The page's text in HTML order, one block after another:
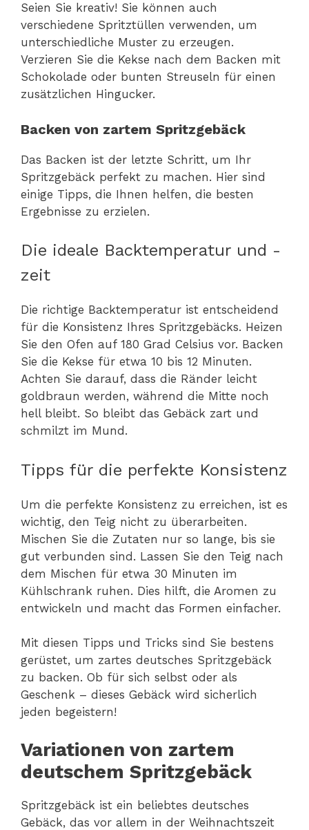
Seien Sie kreativ! Sie können auch
verschiedene Spritztüllen verwenden, um
unterschiedliche Muster zu erzeugen.
Verzieren Sie die Kekse nach dem Backen mit
Schokolade oder bunten Streuseln für einen
zusätzlichen Hingucker.
Backen von zartem Spritzgebäck
Das Backen ist der letzte Schritt, um Ihr
Spritzgebäck perfekt zu machen. Hier sind
einige Tipps, die Ihnen helfen, die besten
Ergebnisse zu erzielen.
Die ideale Backtemperatur und -
zeit
Die richtige Backtemperatur ist entscheidend
für die Konsistenz Ihres Spritzgebäcks. Heizen
Sie den Ofen auf 180 Grad Celsius vor. Backen
Sie die Kekse für etwa 10 bis 12 Minuten.
Achten Sie darauf, dass die Ränder leicht
goldbraun werden, während die Mitte noch
hell bleibt. So bleibt das Gebäck zart und
schmilzt im Mund.
Tipps für die perfekte Konsistenz
Um die perfekte Konsistenz zu erreichen, ist es
wichtig, den Teig nicht zu überarbeiten.
Mischen Sie die Zutaten nur so lange, bis sie
gut verbunden sind. Lassen Sie den Teig nach
dem Mischen für etwa 30 Minuten im
Kühlschrank ruhen. Dies hilft, die Aromen zu
entwickeln und macht das Formen einfacher.
Mit diesen Tipps und Tricks sind Sie bestens
gerüstet, um zartes deutsches Spritzgebäck
zu backen. Ob für sich selbst oder als
Geschenk – dieses Gebäck wird sicherlich
jeden begeistern!
Variationen von zartem
deutschem Spritzgebäck
Spritzgebäck ist ein beliebtes deutsches
Gebäck, das vor allem in der Weihnachtszeit